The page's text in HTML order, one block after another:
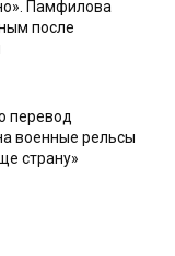
Памфилова
после
перевод
военные рельсы
страну»